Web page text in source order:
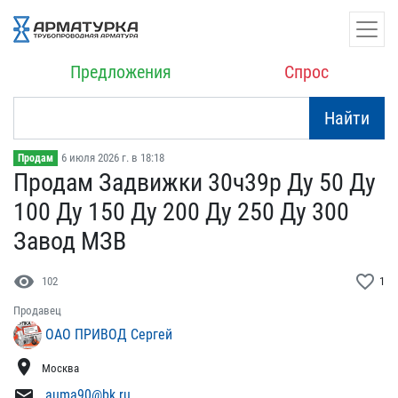
Предложения Спрос
Найти
Продам 6 июля 2026 г. в 18:18
Продам Задвижки 30ч39р Д​у 50 Ду
100 Ду 150 Ду 20​0 Ду 250 Ду 300
Завод МЗ​В
visibility 102 favorite_border 1
Продавец
ОАО ПРИВОД Сергей
location_on Москва